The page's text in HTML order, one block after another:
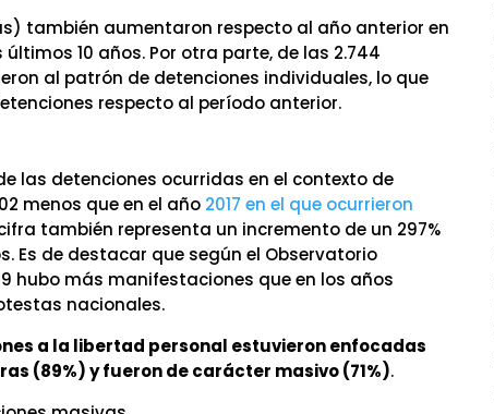
también aumentaron respecto al año anterior en
últimos 10 años. Por otra parte, de las 2.744
al patrón de detenciones individuales, lo que
respecto al período anterior.
las detenciones ocurridas en el contexto de
menos que en el año 2017 en el que ocurrieron
también representa un incremento de un 297%
Es de destacar que según el Observatorio
hubo más manifestaciones que en los años
nacionales.
a la libertad personal estuvieron enfocadas
(89%) y fueron de carácter masivo (71%).